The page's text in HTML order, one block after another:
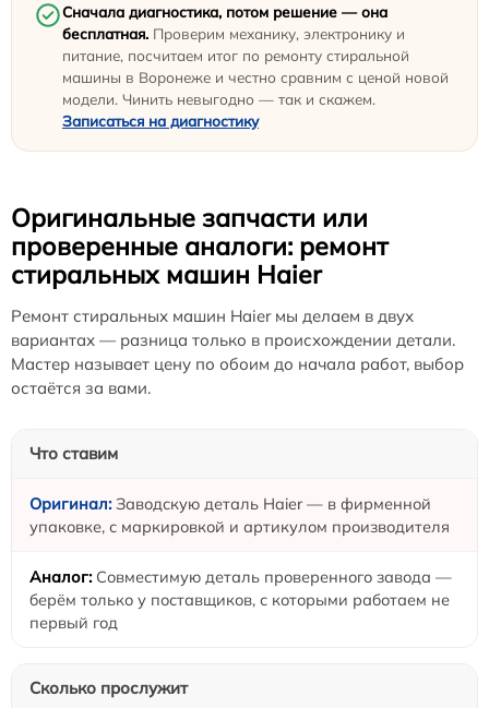
Сначала диагностика, потом решение — она
бесплатная. Проверим механику, электронику и
питание, посчитаем итог по ремонту стиральной
машины в Воронеже и честно сравним с ценой новой
модели. Чинить невыгодно — так и скажем.
Записаться на диагностику
Оригинальные запчасти или
проверенные аналоги: ремонт
стиральных машин Haier
Ремонт стиральных машин Haier мы делаем в двух
вариантах — разница только в происхождении детали.
Мастер называет цену по обоим до начала работ, выбор
остаётся за вами.
Что ставим
Заводскую деталь Haier — в фирменной
упаковке, с маркировкой и артикулом производителя
Совместимую деталь проверенного завода —
берём только у поставщиков, с которыми работаем не
первый год
Сколько прослужит